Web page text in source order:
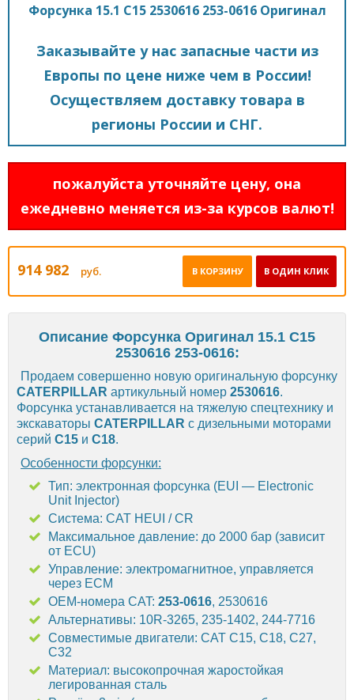
Форсунка 15.1 C15 2530616 253-0616 Оригинал
Заказывайте у нас запасные части из
Европы по цене ниже чем в России!
Осуществляем доставку товара в
регионы России и СНГ.
пожалуйста уточняйте цену, она
ежедневно меняется из-за курсов валют!
914 982 руб. В ОДИН КЛИК
В КОРЗИНУ
Описание Форсунка Оригинал 15.1 C15
2530616 253-0616:
Продаем совершенно новую оригинальную форсунку
CATERPILLAR артикульный номер 2530616.
Форсунка устанавливается на тяжелую спецтехнику и
экскаваторы CATERPILLAR с дизельными моторами
серий C15 и C18.
Особенности форсунки:
Тип: электронная форсунка (EUI — Electronic
Unit Injector)
Система: CAT HEUI / CR
Максимальное давление: до 2000 бар (зависит
от ECU)
Управление: электромагнитное, управляется
через ECM
OEM-номера CAT: 253-0616, 2530616
Альтернативы: 10R-3265, 235-1402, 244-7716
Совместимые двигатели: CAT C15, C18, C27,
C32
Материал: высокопрочная жаростойкая
легированная сталь